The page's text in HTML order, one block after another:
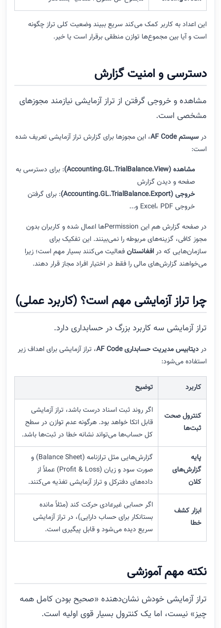
این اعداد به کاربر کمک می‌کند سریع ببیند وضعیت کلی تراز چگونه
است و آیا بین مجموع‌ها توازن منطقی برقرار است یا خیر.
دسترسی و امنیت گزارش
مشاهده و خروجی گرفتن از تراز آزمایشی نیازمند مجوزهای
مشخصی است.
سیستم AF Code
، این مجوزها برای گزارش تراز آزمایشی تعریف شده
است:
مشاهده (Accounting.GL.TrialBalance.View)
: برای دسترسی به
صفحه و دیدن گزارش
خروجی (Accounting.GL.TrialBalance.Export)
: برای گرفتن
خروجی Excel، PDF و...
در صفحه گزارش هم این Permissionها اعمال شده و کاربران بدون
مجوز کافی، گزینه‌های مربوطه را نمی‌بینند. این تفکیک برای
سازمان‌هایی که درافغانستانفعالیت می‌کنند بسیار مهم است؛ زیرا
می‌خواهند گزارش‌های مالی را فقط در اختیار افراد مجاز قرار دهند.
چرا تراز آزمایشی مهم است؟ (کاربرد عملی)
تراز آزمایشی سه کاربرد بزرگ در حسابداری دارد.
دیتابیس مدیریت حسابداری AF Code
، تراز آزمایشی برای اهداف زیر
استفاده می‌شود:
کاربرد توضیح
کنترول صحت
ثبت‌ها
اگر روند ثبت اسناد درست باشد، تراز آزمایشی
قابل اتکا خواهد بود. هرگونه عدم توازن در سطح
کل حساب‌ها می‌تواند نشانه خطا در ثبت‌ها باشد.
گزارش‌های
گزارش‌هایی مثل ترازنامه (Balance Sheet) و
صورت سود و زیان (Profit & Loss) عملاً از
داده‌های دفترکل و تراز آزمایشی تغذیه می‌کنند.
ابزار کشف
اگر حسابی غیرعادی حرکت کند (مثلاً مانده
بستانکار برای حساب دارایی)، در تراز آزمایشی
سریع دیده می‌شود و قابل پیگیری است.
نکته مهم آموزشی
تراز آزمایشی خودش نشان‌دهنده «صحیح بودن کامل همه
چیز» نیست، اما یک کنترول بسیار قوی اولیه است.